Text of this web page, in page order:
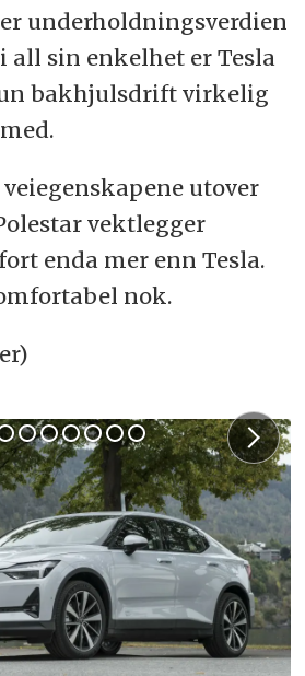
underholdningsverdien
all sin enkelhet er Tesla
bakhjulsdrift virkelig
utover
vektlegger
enda mer enn Tesla.
nok.